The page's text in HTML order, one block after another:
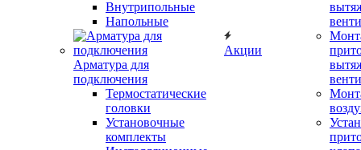
Внутрипольные
Напольные
Арматура для
подключения
Термостатические
головки
Установочные
комплекты
Акции